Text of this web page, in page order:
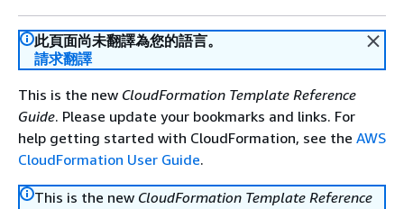
此頁面尚未翻譯為您的語言。
請求翻譯
This is the new CloudFormation Template Reference
Guide. Please update your bookmarks and links. For
help getting started with CloudFormation, see the AWS
CloudFormation User Guide.
This is the new CloudFormation Template Reference